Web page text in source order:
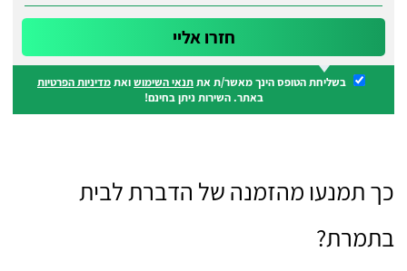
בשליחת הטופס הינך מאשר/ת אתתנאי השימושואתמדיניות הפרטיות
באתר. השירות ניתן בחינם!
כך תמנעו מהזמנה של הדברת לבית
בתמרת?